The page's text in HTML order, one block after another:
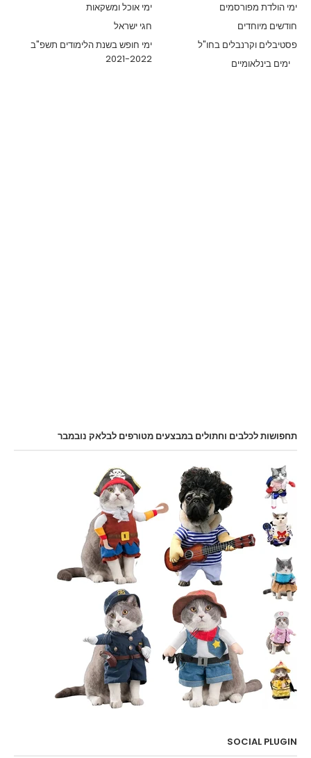
ימי אוכל ומשקאות
ימי הולדת מפורסמים
חגי ישראל
חודשים מיוחדים
ימי חופש בשנת הלימודים תשפ"ב
2021-2022
פסטיבלים וקרנבלים בחו"ל
ימים בינלאומיים
תחפושות לכלבים וחתולים במבצעים מטורפים לבלאק נובמבר
SOCIAL PLUGIN